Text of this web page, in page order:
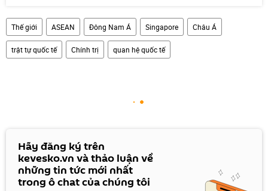
Thế giới ASEAN Đông Nam Á Singapore Châu Á
trật tự quốc tế Chính trị quan hệ quốc tế
Hãy đăng ký trên
kevesko.vn và thảo luận về
những tin tức mới nhất
trong ô chat của chúng tôi